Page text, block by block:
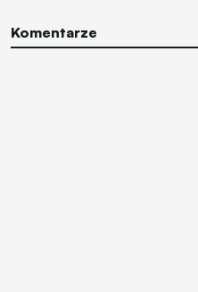
Komentarze